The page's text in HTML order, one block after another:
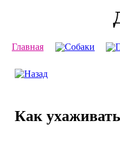
Главная Собаки
Как